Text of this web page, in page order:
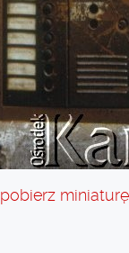
pobierz miniaturę